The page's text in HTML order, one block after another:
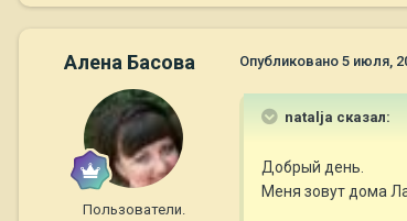
Алена Басова
Пользователи.
Опубликовано 5 июля,
natalja сказал:
Добрый день.
Меня зовут дома